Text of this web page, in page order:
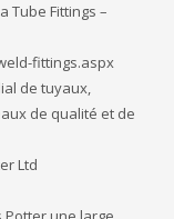
Tube Fittings –
fittings.aspx
de tuyaux,
de qualité et de
Ltd